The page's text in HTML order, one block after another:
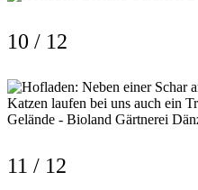
10 / 12
11 / 12